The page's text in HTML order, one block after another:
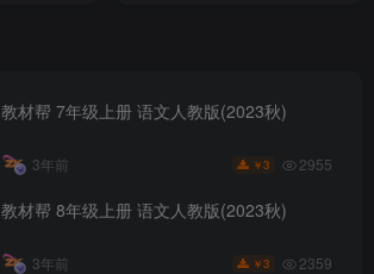
教材帮 7年级上册 语文人教版(2023秋)
3年前 ￥3 2955
教材帮 8年级上册 语文人教版(2023秋)
3年前 ￥3 2359